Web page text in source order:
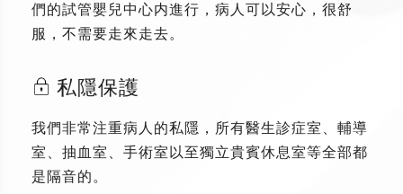
們的試管嬰兒中心内進行，病人可以安心，很舒
服，不需要走來走去。
私隱保護
我們非常注重病人的私隱，所有醫生診症室、輔導
室、抽血室、手術室以至獨立貴賓休息室等全部都
是隔音的。